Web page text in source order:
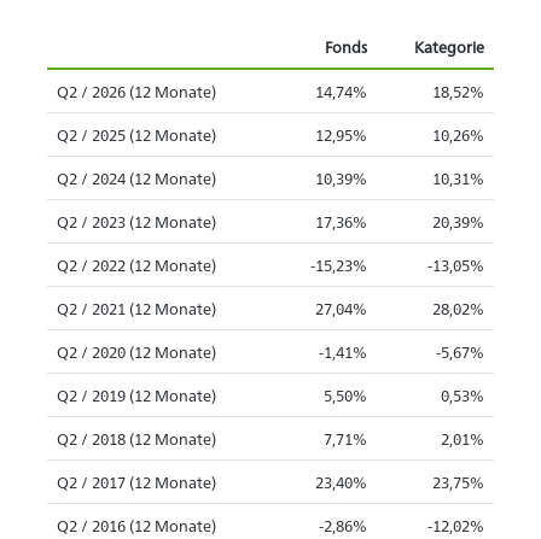
Fonds Kategorie
Q2 / 2026 (12 Monate) 14,74% 18,52%
Q2 / 2025 (12 Monate) 12,95% 10,26%
Q2 / 2024 (12 Monate) 10,39% 10,31%
Q2 / 2023 (12 Monate) 17,36% 20,39%
Q2 / 2022 (12 Monate) -15,23% -13,05%
Q2 / 2021 (12 Monate) 27,04% 28,02%
Q2 / 2020 (12 Monate) -1,41% -5,67%
Q2 / 2019 (12 Monate) 5,50% 0,53%
Q2 / 2018 (12 Monate) 7,71% 2,01%
Q2 / 2017 (12 Monate) 23,40% 23,75%
Q2 / 2016 (12 Monate) -2,86% -12,02%